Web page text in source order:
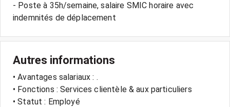
- Poste à 35h/semaine, salaire SMIC horaire avec
indemnités de déplacement
Autres informations
• Avantages salariaux : .
• Fonctions : Services clientèle & aux particuliers
• Statut : Employé